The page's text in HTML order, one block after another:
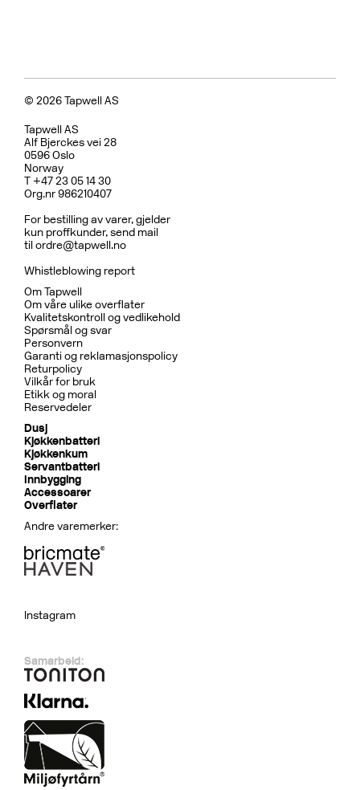
© 2026 Tapwell AS
Tapwell AS
Alf Bjerckes vei 28
0596 Oslo
Norway
T +47 23 05 14 30
Org.nr 986210407
For bestilling av varer, gjelder
kun proffkunder, send mail
tilordre@tapwell.no
Whistleblowing report
Om Tapwell
Om våre ulike overflater
Kvalitetskontroll og vedlikehold
Spørsmål og svar
Personvern
Garanti og reklamasjonspolicy
Returpolicy
Vilkår for bruk
Etikk og moral
Reservedeler
Dusj
Kjøkkenbatteri
Kjøkkenkum
Servantbatteri
Innbygging
Accessoarer
Overflater
Andre varemerker:
Samarbeid:
Instagram